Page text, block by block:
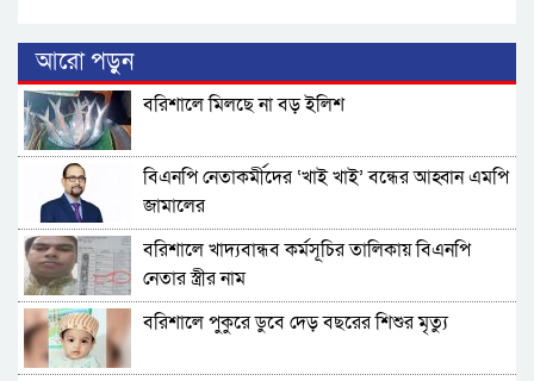
আরো পড়ুন
বরিশালে মিলছে না বড় ইলিশ
বিএনপি নেতাকর্মীদের ‘খাই খাই’ বন্ধের আহ্বান এমপি
জামালের
বরিশালে খাদ্যবান্ধব কর্মসূচির তালিকায় বিএনপি
নেতার স্ত্রীর নাম
বরিশালে পুকুরে ডুবে দেড় বছরের শিশুর মৃত্যু